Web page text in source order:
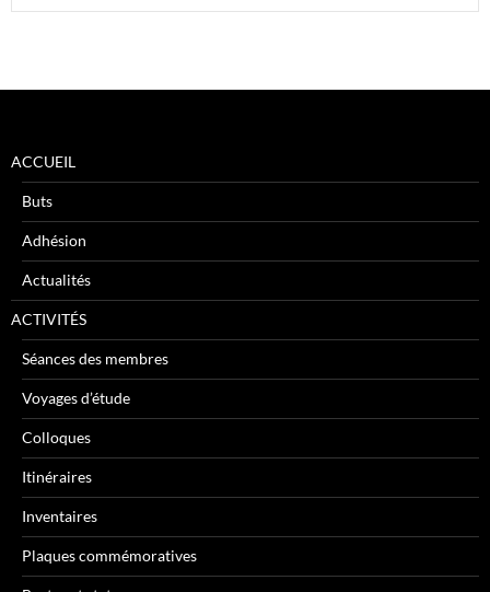
ACCUEIL
Buts
Adhésion
Actualités
ACTIVITÉS
Séances des membres
Voyages d’étude
Colloques
Itinéraires
Inventaires
Plaques commémoratives